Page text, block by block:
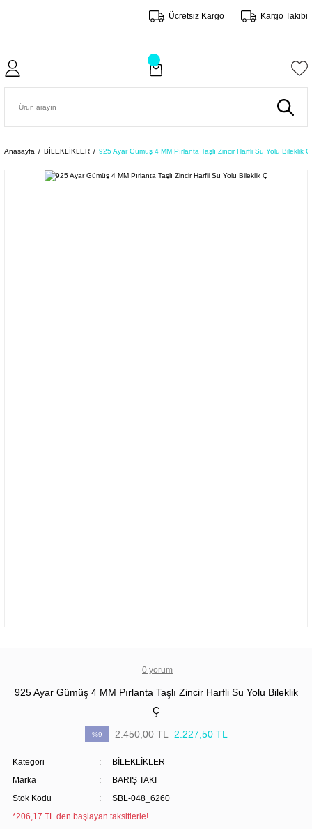
Ücretsiz Kargo Kargo Takibi
Anasayfa BİLEKLİKLER 925 Ayar Gümüş 4 MM Pırlanta Taşlı Zincir Harfli Su Yolu Bileklik Ç
0 yorum
925 Ayar Gümüş 4 MM Pırlanta Taşlı Zincir Harfli Su Yolu Bileklik
Ç
%9 2.450,00 TL 2.227,50 TL
Kategori
BİLEKLİKLER
Marka
BARIŞ TAKI
Stok Kodu
SBL-048_6260
*206,17 TL den başlayan taksitlerle!